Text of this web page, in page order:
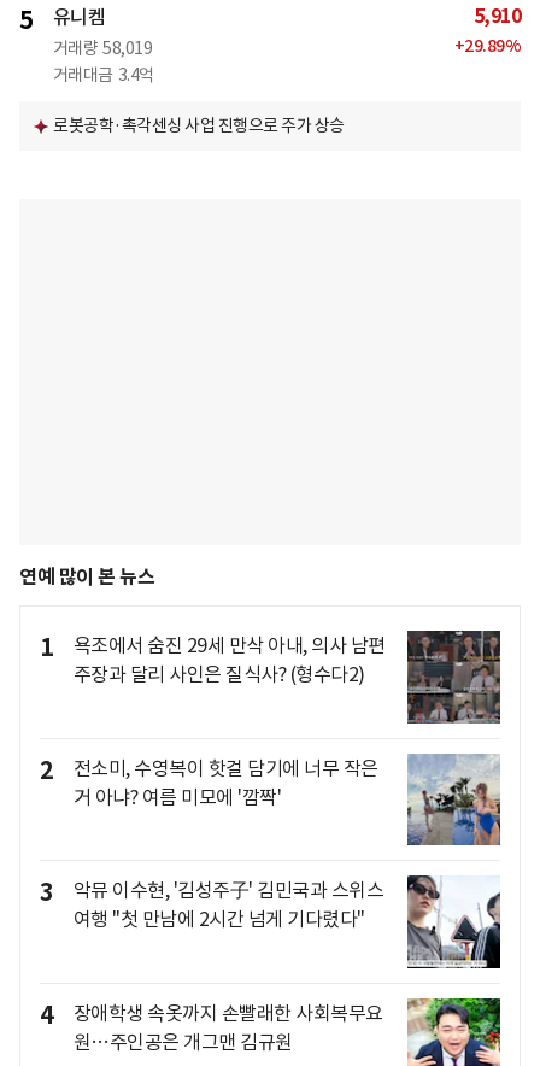
5 유니켐
거래량 58,019
거래대금 3.4억
5,910
+29.89%
로봇공학·촉각센싱 사업 진행으로 주가 상승
연예 많이 본 뉴스
1
욕조에서 숨진 29세 만삭 아내, 의사 남편
주장과 달리 사인은 질식사? (형수다2)
2
전소미, 수영복이 핫걸 담기에 너무 작은
거 아냐? 여름 미모에 '깜짝'
3
악뮤 이수현, '김성주子' 김민국과 스위스
여행 "첫 만남에 2시간 넘게 기다렸다"
4
장애학생 속옷까지 손빨래한 사회복무요
원…주인공은 개그맨 김규원